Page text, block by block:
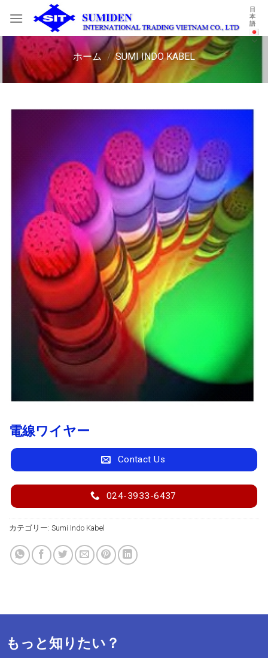
content
日
本
語
ホーム / SUMI INDO KABEL
電線ワイヤー
Contact Us
024-3933-6437
カテゴリー: Sumi Indo Kabel
もっと知りたい？